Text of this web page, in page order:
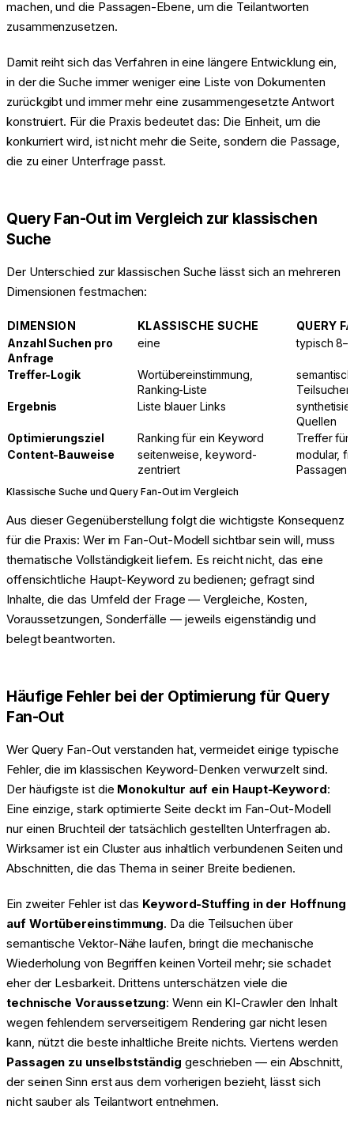
machen, und die Passagen-Ebene, um die Teilantworten
zusammenzusetzen.
Damit reiht sich das Verfahren in eine längere Entwicklung ein,
in der die Suche immer weniger eine Liste von Dokumenten
zurückgibt und immer mehr eine zusammengesetzte Antwort
konstruiert. Für die Praxis bedeutet das: Die Einheit, um die
konkurriert wird, ist nicht mehr die Seite, sondern die Passage,
die zu einer Unterfrage passt.
Query Fan-Out im Vergleich zur klassischen
Suche
Der Unterschied zur klassischen Suche lässt sich an mehreren
Dimensionen festmachen:
Klassische Suche und Query Fan-Out im Vergleich
DIMENSION KLASSISCHE SUCHE
QUERY
Anzahl Suchen pro
Anfrage
eine typisch
Treffer-Logik
Wortübereinstimmung,
Ranking-Liste
Teilsuchen
Ergebnis
Liste blauer Links
Quellen
Optimierungsziel
Ranking für ein Keyword
Treffer für
Content-Bauweise
seitenweise, keyword-
zentriert
modular,
Passagen
Aus dieser Gegenüberstellung folgt die wichtigste Konsequenz
für die Praxis: Wer im Fan-Out-Modell sichtbar sein will, muss
thematische Vollständigkeit liefern. Es reicht nicht, das eine
offensichtliche Haupt-Keyword zu bedienen; gefragt sind
Inhalte, die das Umfeld der Frage — Vergleiche, Kosten,
Voraussetzungen, Sonderfälle — jeweils eigenständig und
belegt beantworten.
Häufige Fehler bei der Optimierung für Query
Fan-Out
Wer Query Fan-Out verstanden hat, vermeidet einige typische
Fehler, die im klassischen Keyword-Denken verwurzelt sind.
Der häufigste ist die Monokultur auf ein Haupt-Keyword:
Eine einzige, stark optimierte Seite deckt im Fan-Out-Modell
nur einen Bruchteil der tatsächlich gestellten Unterfragen ab.
Wirksamer ist ein Cluster aus inhaltlich verbundenen Seiten und
Abschnitten, die das Thema in seiner Breite bedienen.
Ein zweiter Fehler ist das Keyword-Stuffing in der Hoffnung
auf Wortübereinstimmung. Da die Teilsuchen über
semantische Vektor-Nähe laufen, bringt die mechanische
Wiederholung von Begriffen keinen Vorteil mehr; sie schadet
eher der Lesbarkeit. Drittens unterschätzen viele die
technische Voraussetzung: Wenn ein KI-Crawler den Inhalt
wegen fehlendem serverseitigem Rendering gar nicht lesen
kann, nützt die beste inhaltliche Breite nichts. Viertens werden
Passagen zu unselbstständig geschrieben — ein Abschnitt,
der seinen Sinn erst aus dem vorherigen bezieht, lässt sich
nicht sauber als Teilantwort entnehmen.